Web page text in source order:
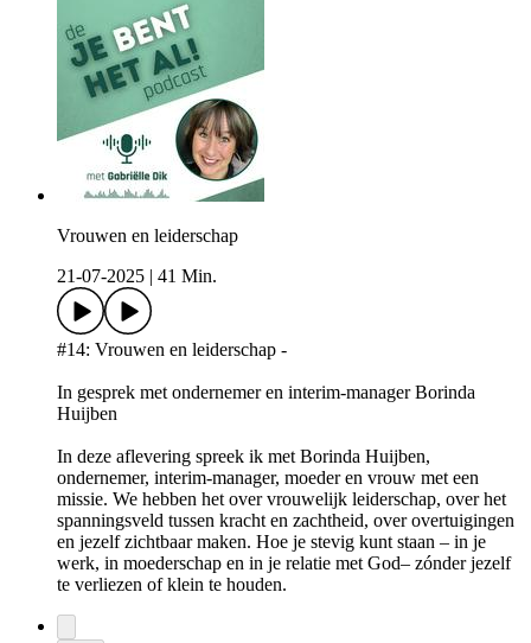
Vrouwen en leiderschap
21-07-2025
41 Min.
#14: Vrouwen en leiderschap -
In gesprek met ondernemer en interim-manager Borinda
Huijben
In deze aflevering spreek ik met Borinda Huijben,
ondernemer, interim-manager, moeder en vrouw met een
missie. We hebben het over vrouwelijk leiderschap, over het
spanningsveld tussen kracht en zachtheid, over overtuigingen
en jezelf zichtbaar maken. Hoe je stevig kunt staan – in je
werk, in moederschap en in je relatie met God– zónder jezelf
te verliezen of klein te houden.